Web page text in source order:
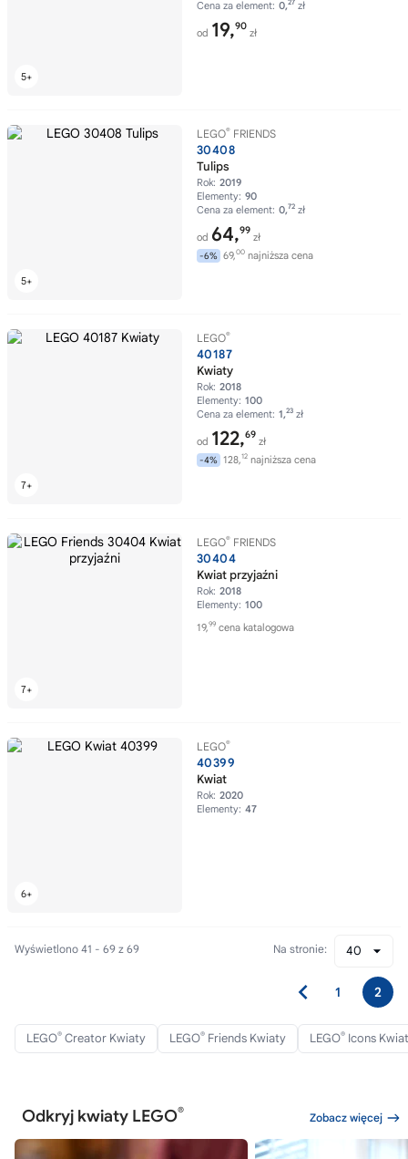
Cena za element: 0,27 zł
od 19,90
zł
LEGO® FRIENDS
30408
Tulips
Rok: 2019
Elementy: 90
Cena za element: 0,72 zł
od 64,99
zł
-6% 69,00 najniższa cena
LEGO®
40187
Kwiaty
Rok: 2018
Elementy: 100
Cena za element: 1,23 zł
od 122,69
zł
-4% 128,12 najniższa cena
LEGO® FRIENDS
30404
Kwiat przyjaźni
Rok: 2018
Elementy: 100
19,99 cena katalogowa
LEGO®
40399
Kwiat
Rok: 2020
Elementy: 47
Wyświetlono 41 - 69 z 69 40
Na stronie:
1 2
LEGO® Creator Kwiaty LEGO® Friends Kwiaty LEGO® Icons
Odkryj kwiaty LEGO® Zobacz więcej